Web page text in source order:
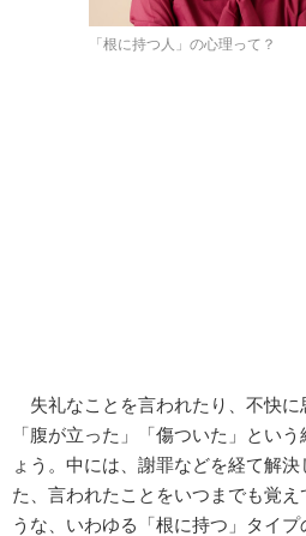
「根に持つ人」の心理って？
失礼なことを言われたり、不快に
「腹が立った」「傷ついた」とい
ょう。中には、謝罪などを経て解
た、言われたことをいつまでも覚
うな、いわゆる「根に持つ」タイ